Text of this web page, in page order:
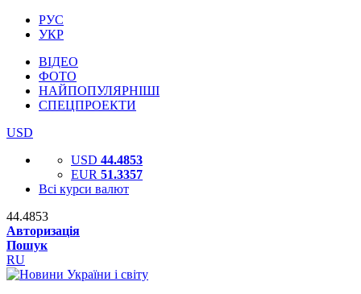
РУС
УКР
ВІДЕО
ФОТО
НАЙПОПУЛЯРНІШІ
СПЕЦПРОЕКТИ
USD
USD 44.4853
EUR 51.3357
Всі курси валют
44.4853
Авторизація
Пошук
RU